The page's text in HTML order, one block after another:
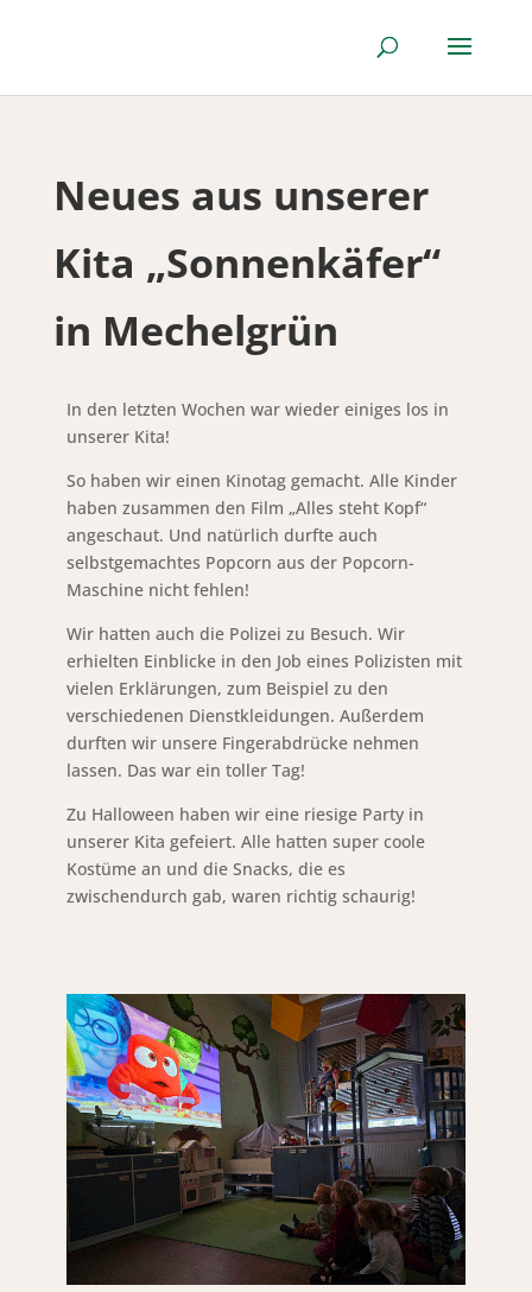
Neues aus unserer
Kita „Sonnenkäfer“
in Mechelgrün
In den letzten Wochen war wieder einiges los in
unserer Kita!
So haben wir einen Kinotag gemacht. Alle Kinder
haben zusammen den Film „Alles steht Kopf“
angeschaut. Und natürlich durfte auch
selbstgemachtes Popcorn aus der Popcorn-
Maschine nicht fehlen!
Wir hatten auch die Polizei zu Besuch. Wir
erhielten Einblicke in den Job eines Polizisten mit
vielen Erklärungen, zum Beispiel zu den
verschiedenen Dienstkleidungen. Außerdem
durften wir unsere Fingerabdrücke nehmen
lassen. Das war ein toller Tag!
Zu Halloween haben wir eine riesige Party in
unserer Kita gefeiert. Alle hatten super coole
Kostüme an und die Snacks, die es
zwischendurch gab, waren richtig schaurig!